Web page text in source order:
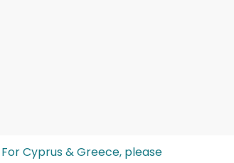
For Cyprus & Greece, please